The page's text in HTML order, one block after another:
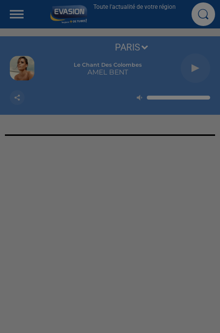
Toute l'actualité de votre région
Le Chant Des Colombes
AMEL BENT
PARIS